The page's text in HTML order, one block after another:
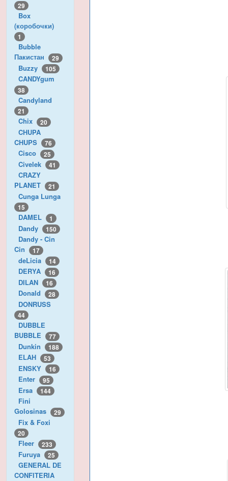
29
Box
(коробочки)
1
Bubble
Пакистан
29
Buzzy 105
CANDYgum
38
Candyland
21
Chix 20
CHUPA
CHUPS
76
Cisco 25
Civelek 41
CRAZY
PLANET
21
Cunga Lunga
15
DAMEL 1
Dandy 150
Dandy - Cin
Cin
17
deLicia 14
DERYA 16
DILAN 16
Donald 28
DONRUSS
44
DUBBLE
BUBBLE
77
Dunkin 188
ELAH 53
ENSKY 16
Enter 95
Ersa 144
Fini
Golosinas
29
Fix & Foxi
20
Fleer 233
Furuya 25
GENERAL DE
CONFITERIA